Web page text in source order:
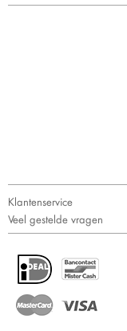
Klantenservice
Veel gestelde vragen